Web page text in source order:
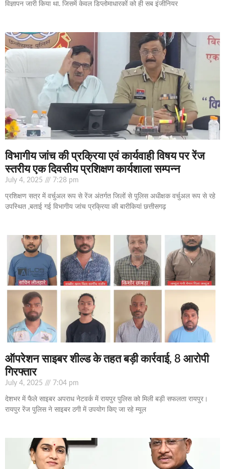
विज्ञापन जारी किया था. जिसमें केवल डिप्लोमाधारकों को ही सब इंजीनियर
विभागीय जांच की प्रक्रिया एवं कार्यवाही विषय पर रेंज
स्तरीय एक दिवसीय प्रशिक्षण कार्यशाला सम्पन्न
July 4, 2025 7:28 pm
प्रशिक्षण सत्र में वर्चुअल रूप से रेंज अंतर्गत जिलों से पुलिस अधीक्षक वर्चुअल रूप से रहे
उपस्थित ,बताई गई विभागीय जांच प्रक्रिया की बारीकियां छत्तीसगढ़
ऑपरेशन साइबर शील्ड के तहत बड़ी कार्रवाई, 8 आरोपी
गिरफ्तार
July 4, 2025 7:04 pm
देशभर में फैले साइबर अपराध नेटवर्क में रायपुर पुलिस को मिली बड़ी सफलता रायपुर।
रायपुर रेंज पुलिस ने साइबर ठगी में उपयोग किए जा रहे म्यूल